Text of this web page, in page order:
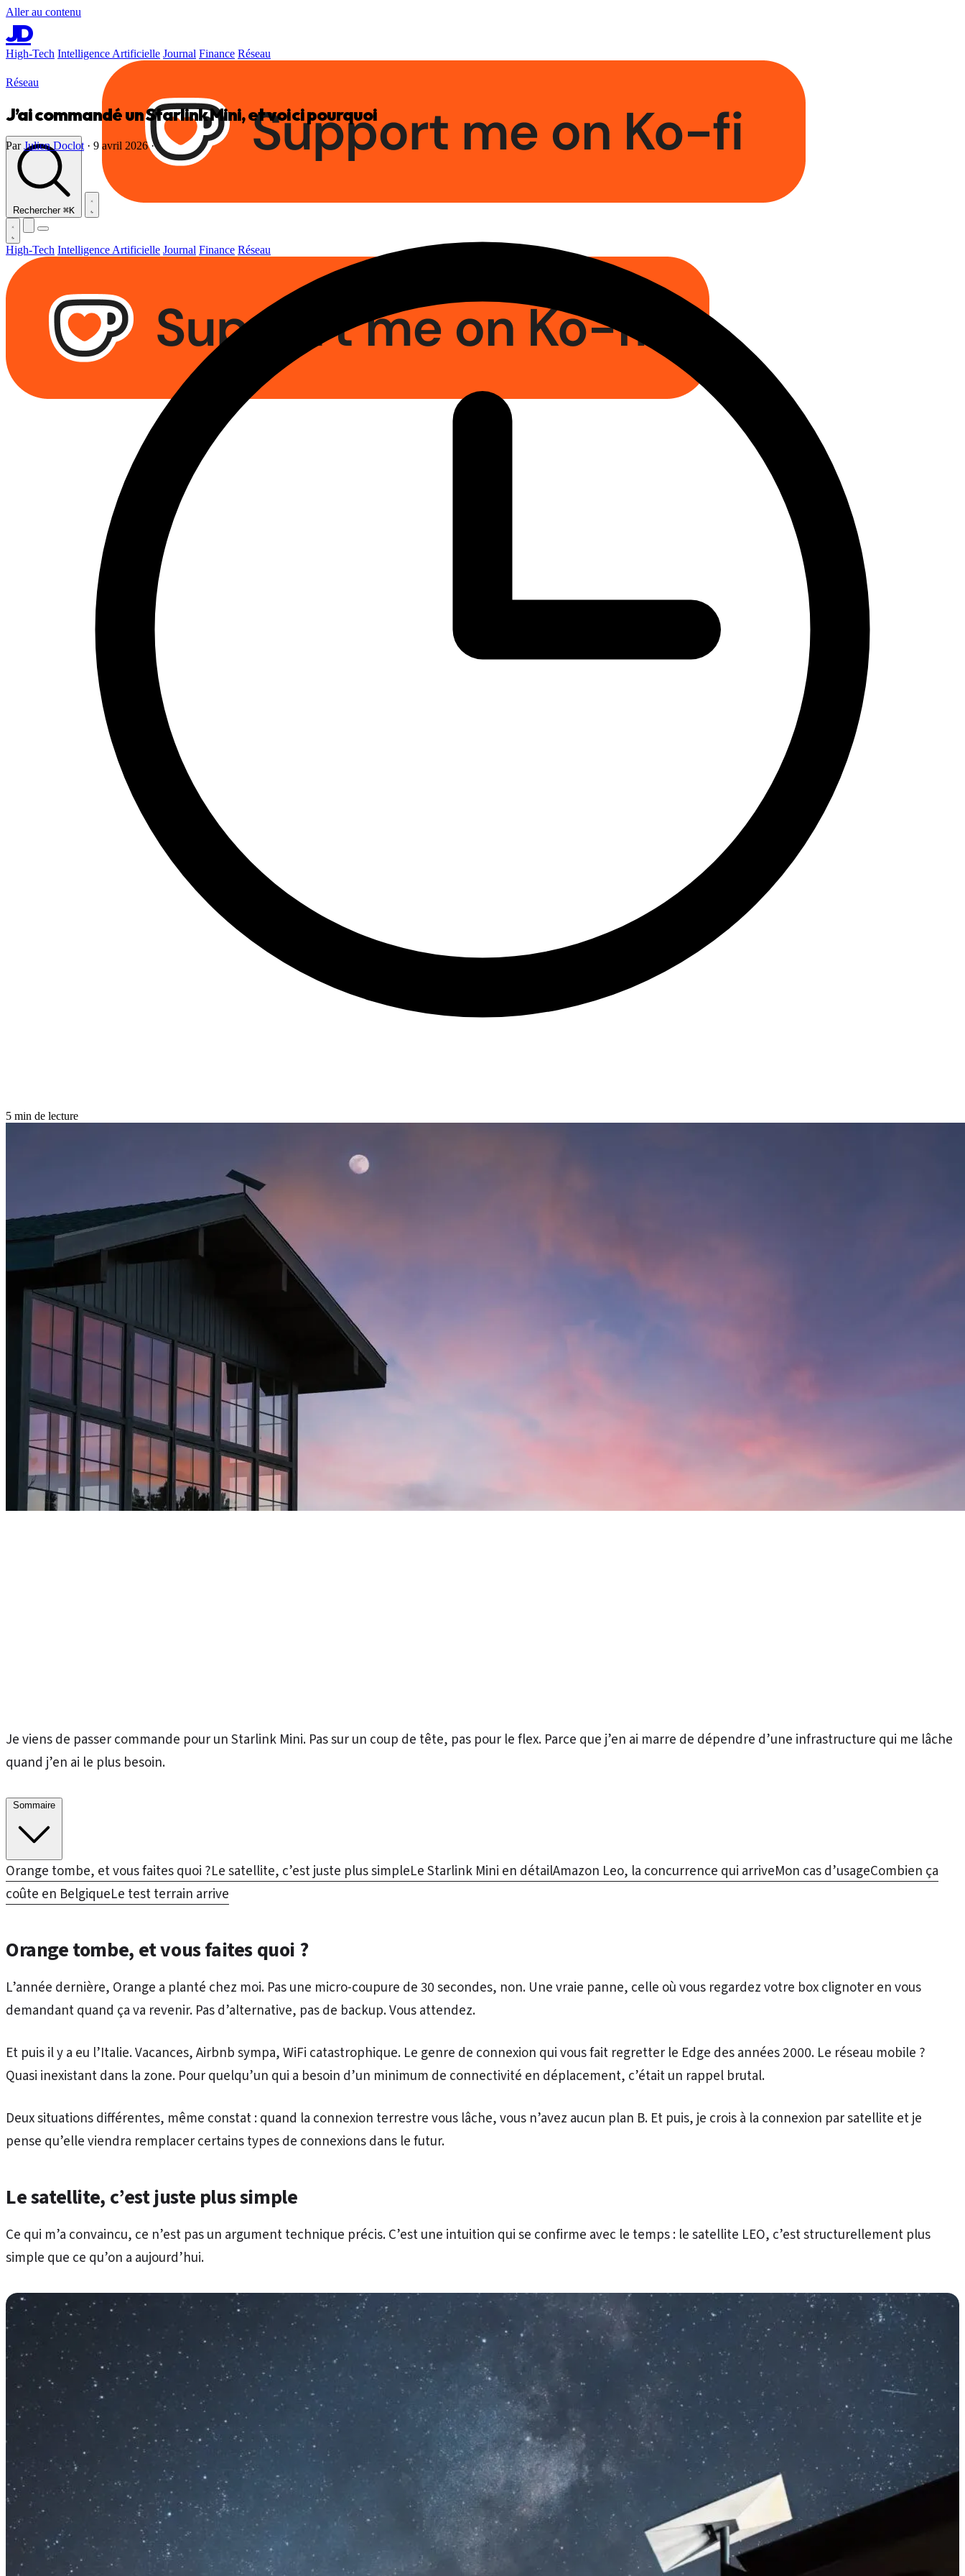
Aller au contenu
JD
High-Tech Intelligence Artificielle Journal Finance Réseau
Rechercher ⌘K
High-Tech Intelligence Artificielle Journal Finance Réseau
Réseau
J’ai commandé un Starlink Mini, et voici pourquoi
ParJulien Doclot · 9 avril 2026·
5 min de lecture
Je viens de passer commande pour un Starlink Mini. Pas sur un coup de tête, pas pour le flex. Parce que j’en ai marre de dépendre d’une infrastructure qui me lâche
quand j’en ai le plus besoin.
Sommaire
Orange tombe, et vous faites quoi ?Le satellite, c’est juste plus simpleLe Starlink Mini en détailAmazon Leo, la concurrence qui arriveMon cas d’usageCombien ça
coûte en BelgiqueLe test terrain arrive
Orange tombe, et vous faites quoi ?
L’année dernière, Orange a planté chez moi. Pas une micro-coupure de 30 secondes, non. Une vraie panne, celle où vous regardez votre box clignoter en vous
demandant quand ça va revenir. Pas d’alternative, pas de backup. Vous attendez.
Et puis il y a eu l’Italie. Vacances, Airbnb sympa, WiFi catastrophique. Le genre de connexion qui vous fait regretter le Edge des années 2000. Le réseau mobile ?
Quasi inexistant dans la zone. Pour quelqu’un qui a besoin d’un minimum de connectivité en déplacement, c’était un rappel brutal.
Deux situations différentes, même constat : quand la connexion terrestre vous lâche, vous n’avez aucun plan B. Et puis, je crois à la connexion par satellite et je
pense qu’elle viendra remplacer certains types de connexions dans le futur.
Le satellite, c’est juste plus simple
Ce qui m’a convaincu, ce n’est pas un argument technique précis. C’est une intuition qui se confirme avec le temps : le satellite LEO, c’est structurellement plus
simple que ce qu’on a aujourd’hui.